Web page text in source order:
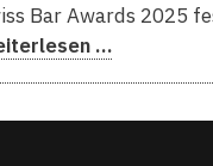
Bar Awards 2025
…